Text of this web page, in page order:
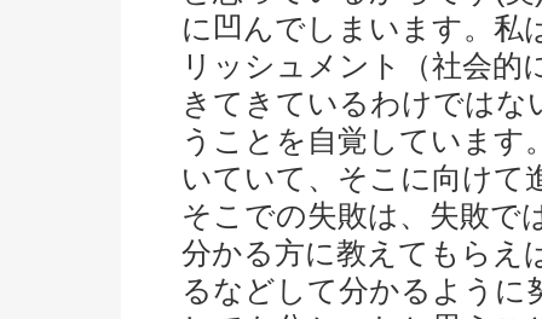
に凹んでしまいます。私
リッシュメント（社会的
きてきているわけではな
うことを自覚しています
いていて、そこに向けて
そこでの失敗は、失敗で
分かる方に教えてもらえ
るなどして分かるように